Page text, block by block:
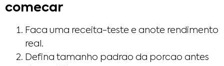
comecar
Faca uma receita-teste e anote rendimento
real.
Defina tamanho padrao da porcao antes